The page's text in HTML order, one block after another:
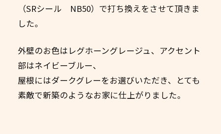
（SRシール NB50）で打ち換えをさせて頂きま
した。
外壁のお色はレグホーングレージュ、アクセント
部はネイビーブルー、
屋根にはダークグレーをお選びいただき、とても
素敵で新築のようなお家に仕上がりました。